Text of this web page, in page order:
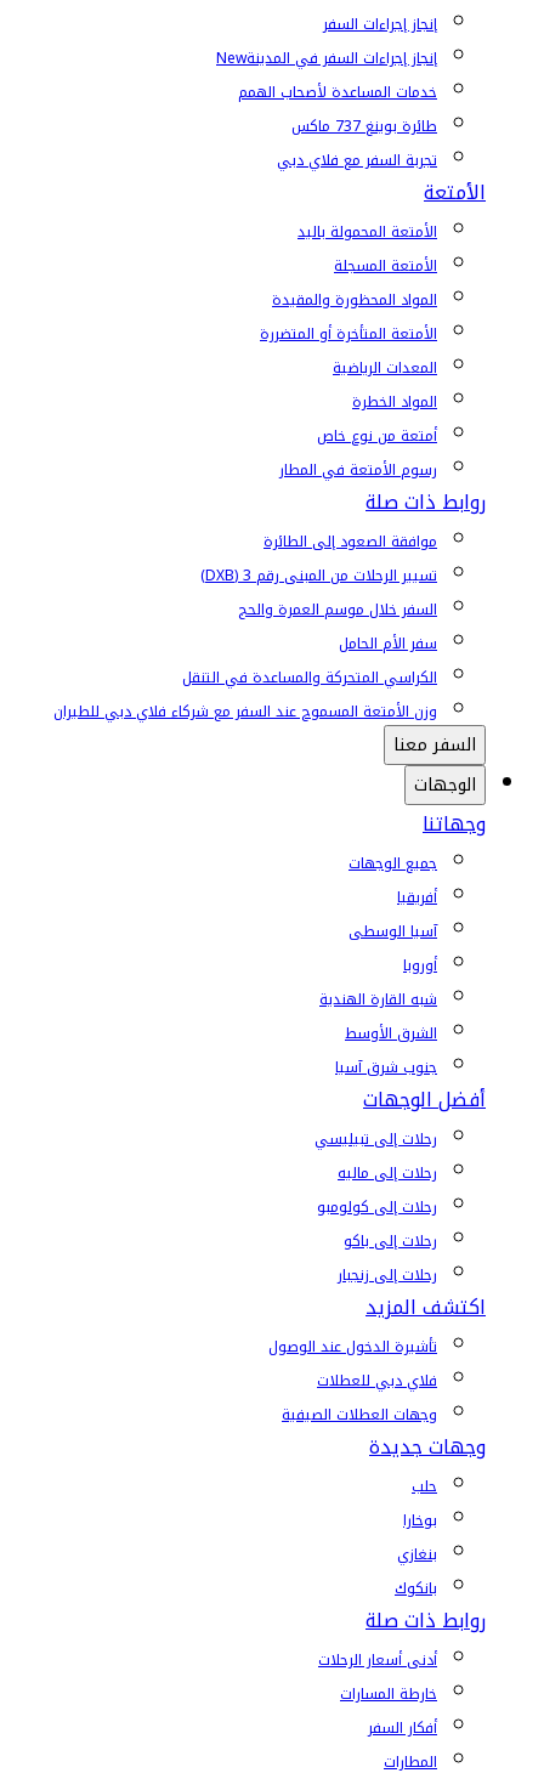
إنجاز إجراءات السفر
إنجاز إجراءات السفر في المدينةNew
خدمات المساعدة لأصحاب الهمم
طائرة بوينغ 737 ماكس
تجربة السفر مع فلاي دبي
الأمتعة
الأمتعة المحمولة باليد
الأمتعة المسجلة
المواد المحظورة والمقيدة
الأمتعة المتأخرة أو المتضررة
المعدات الرياضية
المواد الخطرة
أمتعة من نوع خاص
رسوم الأمتعة في المطار
روابط ذات صلة
موافقة الصعود إلى الطائرة
تسيير الرحلات من المبنى رقم 3 (DXB)
السفر خلال موسم العمرة والحج
سفر الأم الحامل
الكراسي المتحركة والمساعدة في التنقل
وزن الأمتعة المسموح عند السفر مع شركاء فلاي دبي للطيران
السفر معنا
الوجهات
وجهاتنا
جميع الوجهات
أفريقيا
آسيا الوسطى
أوروبا
شبه القارة الهندية
الشرق الأوسط
جنوب شرق آسيا
أفضل الوجهات
رحلات إلى تبيليسي
رحلات إلى ماليه
رحلات إلى كولومبو
رحلات إلى باكو
رحلات إلى زنجبار
اكتشف المزيد
تأشيرة الدخول عند الوصول
فلاي دبي للعطلات
وجهات العطلات الصيفية
وجهات جديدة
حلب
بوخارا
بنغازي
بانكوك
روابط ذات صلة
أدنى أسعار الرحلات
خارطة المسارات
أفكار السفر
المطارات